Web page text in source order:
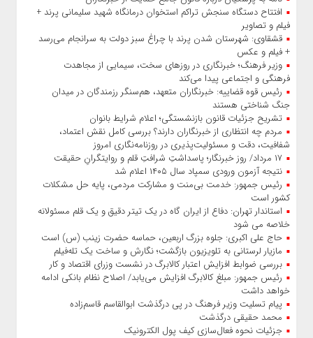
افتتاح دستگاه سنجش تراکم استخوان درمانگاه شهید سلیمانی پرند +
فیلم و تصاویر
قشقاوی: شهرستان شدن پرند با چراغ سبز دولت به سرانجام می‌رسد
+ فیلم و عکس
وزیر فرهنگ؛ خبرنگاری در روزهای سخت، سیمایی از مجاهدت
فرهنگی و اجتماعی پیدا می‌کند
رئیس قوه قضاییه: خبرنگاران متعهد، هم‌سنگر رزمندگان در میدان
جنگ شناختی هستند
تشریح جزئیات قانون بازنشستگی؛ اعلام شرایط بانوان
مردم چه انتظاری از خبرنگاران دارند؟ بررسی کامل نقش اعتماد،
شفافیت، دقت و مسئولیت‌پذیری در روزنامه‌نگاری امروز
۱۷ مرداد/ روز خبرنگار؛ پاسداشتِ شرافتِ قلم و روایتگرانِ حقیقت
نتیجه آزمون ورودی سمپاد سال ۱۴۰۵ اعلام شد
رئیس جمهور: خدمت بی‌منت و مشارکت مردمی، پایه حل مشکلات
کشور است
استاندار تهران: دفاع از ایران گاه در یک تیتر دقیق و یک قلم مسئولانه
خلاصه می شود
حاج‌ علی‌ اکبری: جلوه بزرگ اربعین، حماسه حضرت زینب (س) است
مازیار لرستانی به تلویزیون بازگشت؛ نگارش و ساخت یک تله‌فیلم
بررسی ضوابط افزایش اعتبار کالابرگ در نشست وزرای اقتصاد و کار
رئیس‌ جمهور: مبلغ کالابرگ افزایش می‌یابد/ اصلاح نظام بانکی ادامه
خواهد داشت
پیام تسلیت وزیر فرهنگ در پی درگذشت ابوالقاسم قاسم‌زاده
محمد حقیقی درگذشت
جزئیات نحوه فعال‌سازی کیف پول الکترونیک